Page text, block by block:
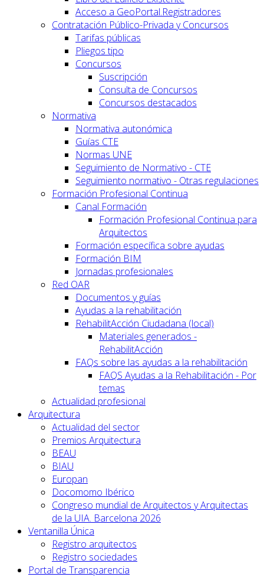
Acceso a GeoPortal.Registradores
Contratación Público-Privada y Concursos
Tarifas públicas
Pliegos tipo
Concursos
Suscripción
Consulta de Concursos
Concursos destacados
Normativa
Normativa autonómica
Guías CTE
Normas UNE
Seguimiento de Normativo - CTE
Seguimiento normativo - Otras regulaciones
Formación Profesional Continua
Canal Formación
Formación Profesional Continua para
Arquitectos
Formación específica sobre ayudas
Formación BIM
Jornadas profesionales
Red OAR
Documentos y guías
Ayudas a la rehabilitación
RehabilitAcción Ciudadana (local)
Materiales generados -
RehabilitAcción
FAQs sobre las ayudas a la rehabilitación
FAQS Ayudas a la Rehabilitación - Por
temas
Actualidad profesional
Arquitectura
Actualidad del sector
Premios Arquitectura
BEAU
BIAU
Europan
Docomomo Ibérico
Congreso mundial de Arquitectos y Arquitectas
de la UIA. Barcelona 2026
Ventanilla Única
Registro arquitectos
Registro sociedades
Portal de Transparencia